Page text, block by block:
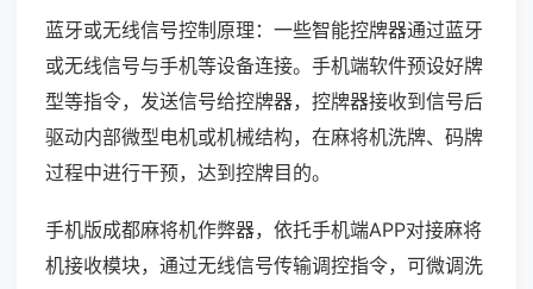
蓝牙或无线信号控制原理：一些智能控牌器通过蓝牙
或无线信号与手机等设备连接。手机端软件预设好牌
型等指令，发送信号给控牌器，控牌器接收到信号后
驱动内部微型电机或机械结构，在麻将机洗牌、码牌
过程中进行干预，达到控牌目的。
手机版成都麻将机作弊器，依托手机端APP对接麻将
机接收模块，通过无线信号传输调控指令，可微调洗